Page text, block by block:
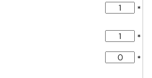
*
*
*